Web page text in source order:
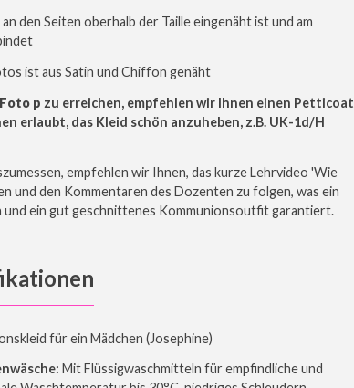
den Seiten oberhalb der Taille eingenäht ist und am
ist aus Satin und Chiffon genäht
p zu erreichen, empfehlen wir Ihnen einen Petticoat
erlaubt, das Kleid schön anzuheben, z.B. UK-1d/H
empfehlen wir Ihnen, das kurze Lehrvideo 'Wie
und den Kommentaren des Dozenten zu folgen, was ein
und ein gut geschnittenes Kommunionsoutfit garantiert.
für ein Mädchen (Josephine)
Mit Flüssigwaschmitteln für empfindliche und